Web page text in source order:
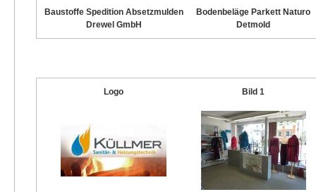
Baustoffe Spedition Absetzmulden
Drewel GmbH
Bodenbeläge Parkett Naturo
Detmold
Logo Bild 1